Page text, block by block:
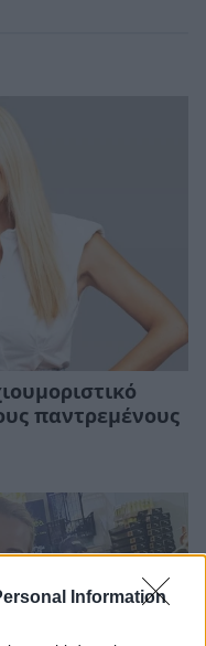
Information
παντρεμένους